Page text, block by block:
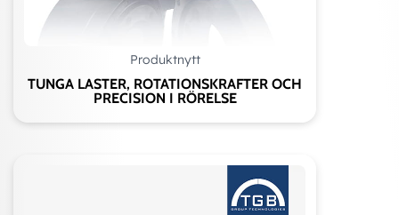
Produktnytt
TUNGA LASTER, ROTATIONSKRAFTER OCH
PRECISION I RÖRELSE